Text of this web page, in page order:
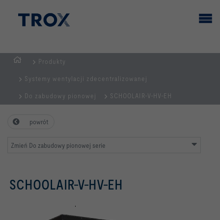
GŁÓWNA
Produkty
Systemy wentylacji zdecentralizowanej
Do zabudowy pionowej SCHOOLAIR-V-HV-EH
powrót
Zmień Do zabudowy pionowej serie
SCHOOLAIR-V-HV-EH